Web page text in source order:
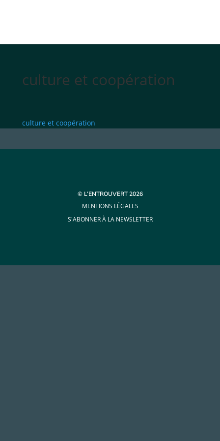
culture et coopération
culture et coopération
© L’ENTROUVERT 2026
MENTIONS LÉGALES
S'ABONNER À LA NEWSLETTER